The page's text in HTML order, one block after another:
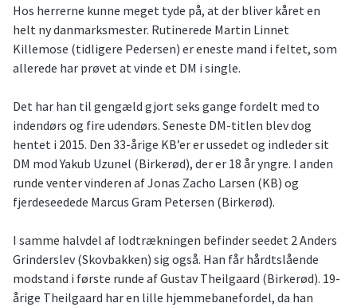
Hos herrerne kunne meget tyde på, at der bliver kåret en
helt ny danmarksmester. Rutinerede Martin Linnet
Killemose (tidligere Pedersen) er eneste mand i feltet, som
allerede har prøvet at vinde et DM i single.
Det har han til gengæld gjort seks gange fordelt med to
indendørs og fire udendørs. Seneste DM-titlen blev dog
hentet i 2015. Den 33-årige KB’er er ussedet og indleder sit
DM mod Yakub Uzunel (Birkerød), der er 18 år yngre. I anden
runde venter vinderen af Jonas Zacho Larsen (KB) og
fjerdeseedede Marcus Gram Petersen (Birkerød).
I samme halvdel af lodtrækningen befinder seedet 2 Anders
Grinderslev (Skovbakken) sig også. Han får hårdtslående
modstand i første runde af Gustav Theilgaard (Birkerød). 19-
årige Theilgaard har en lille hjemmebanefordel, da han